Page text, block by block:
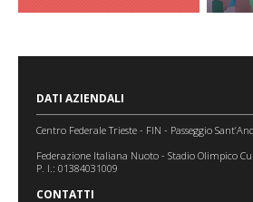
DATI AZIENDALI
Centro Federale Trieste - FIN - Passeggio
Federazione Italiana Nuoto - Stadio Olimpico
P. I.: 01384031009
CONTATTI